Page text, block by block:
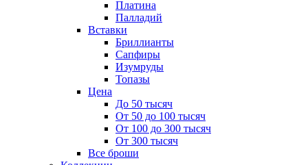
Платина
Палладий
Вставки
Бриллианты
Сапфиры
Изумруды
Топазы
Цена
До 50 тысяч
От 50 до 100 тысяч
От 100 до 300 тысяч
От 300 тысяч
Все броши